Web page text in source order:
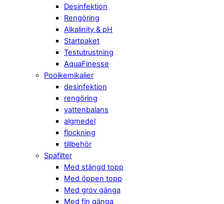
Desinfektion
Rengöring
Alkalinity & pH
Startpaket
Testutrustning
AquaFinesse
Poolkemikalier
desinfektion
rengöring
vattenbalans
algmedel
flockning
tillbehör
Spafilter
Med stängd topp
Med öppen topp
Med grov gänga
Med fin gänga